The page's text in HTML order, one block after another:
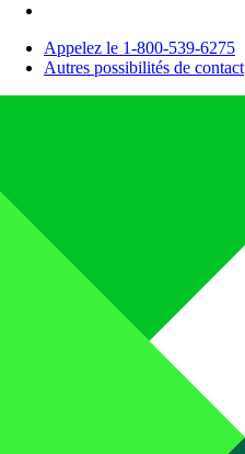
Appelez le 1-800-539-6275
Autres possibilités de contact